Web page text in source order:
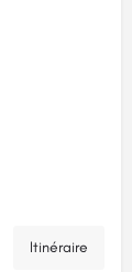
Itinéraire